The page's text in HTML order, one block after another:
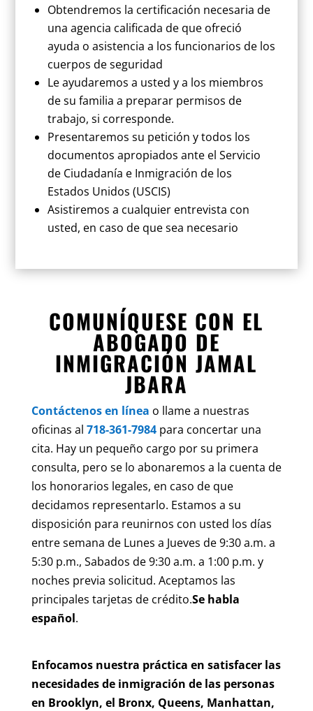
Obtendremos la certificación necesaria de
una agencia calificada de que ofreció
ayuda o asistencia a los funcionarios de los
cuerpos de seguridad
Le ayudaremos a usted y a los miembros
de su familia a preparar permisos de
trabajo, si corresponde.
Presentaremos su petición y todos los
documentos apropiados ante el Servicio
de Ciudadanía e Inmigración de los
Estados Unidos (USCIS)
Asistiremos a cualquier entrevista con
usted, en caso de que sea necesario
COMUNÍQUESE CON EL
ABOGADO DE
INMIGRACIÓN JAMAL
JBARA
Contáctenos en línea o llame a nuestras
oficinas al 718-361-7984para concertar una
cita. Hay un pequeño cargo por su primera
consulta, pero se lo abonaremos a la cuenta de
los honorarios legales, en caso de que
decidamos representarlo. Estamos a su
disposición para reunirnos con usted los días
entre semana de Lunes a Jueves de 9:30 a.m. a
5:30 p.m., Sabados de 9:30 a.m. a 1:00 p.m. y
noches previa solicitud. Aceptamos las
principales tarjetas de crédito.Se habla
español.
Enfocamos nuestra práctica en satisfacer las
necesidades de inmigración de las personas
en Brooklyn, el Bronx, Queens, Manhattan,